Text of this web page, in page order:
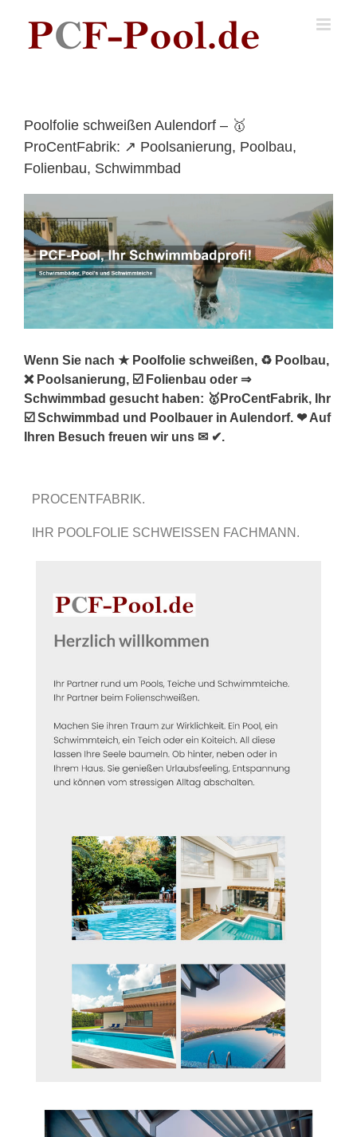
content
Poolfolie schweißen Aulendorf – 🥇
ProCentFabrik: ↗️ Poolsanierung, Poolbau,
Folienbau, Schwimmbad
Wenn Sie nach ★ Poolfolie schweißen, ♻ Poolbau,
❌ Poolsanierung, ☑️ Folienbau oder ⇒
Schwimmbad gesucht haben: 🥇ProCentFabrik, Ihr
☑️ Schwimmbad und Poolbauer in Aulendorf. ❤ Auf
Ihren Besuch freuen wir uns ✉ ✔.
PROCENTFABRIK.
IHR POOLFOLIE SCHWEISSEN FACHMANN.